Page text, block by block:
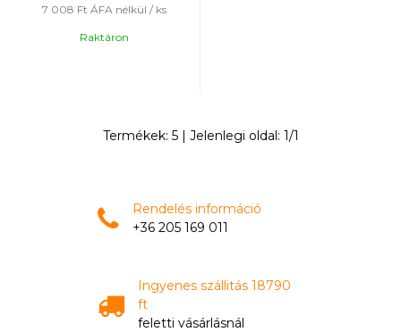
7 008 Ft ÁFA nélkül / ks
Raktáron
Termékek: 5| Jelenlegi oldal: 1/1
Rendelés információ
+36 205 169 011
Ingyenes szállitás 18790
ft
feletti vásárlásnál